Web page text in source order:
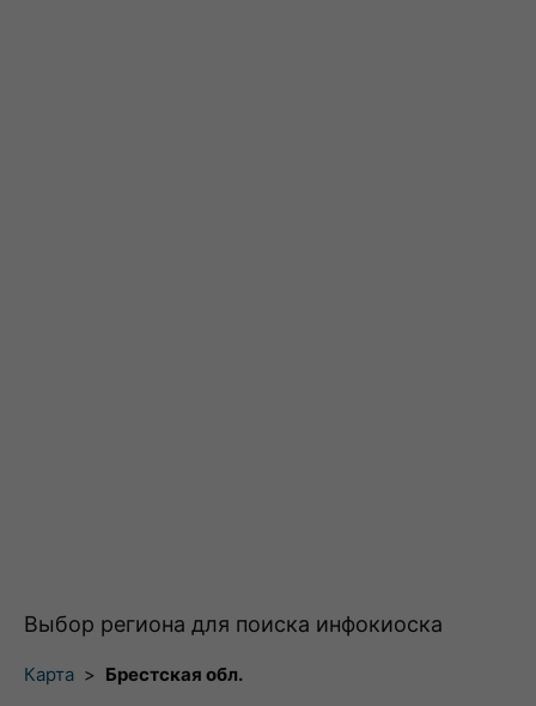
Выбор региона для поиска инфокиоска
Карта > Брестская обл.